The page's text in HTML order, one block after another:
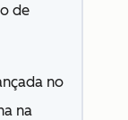
de
no
na